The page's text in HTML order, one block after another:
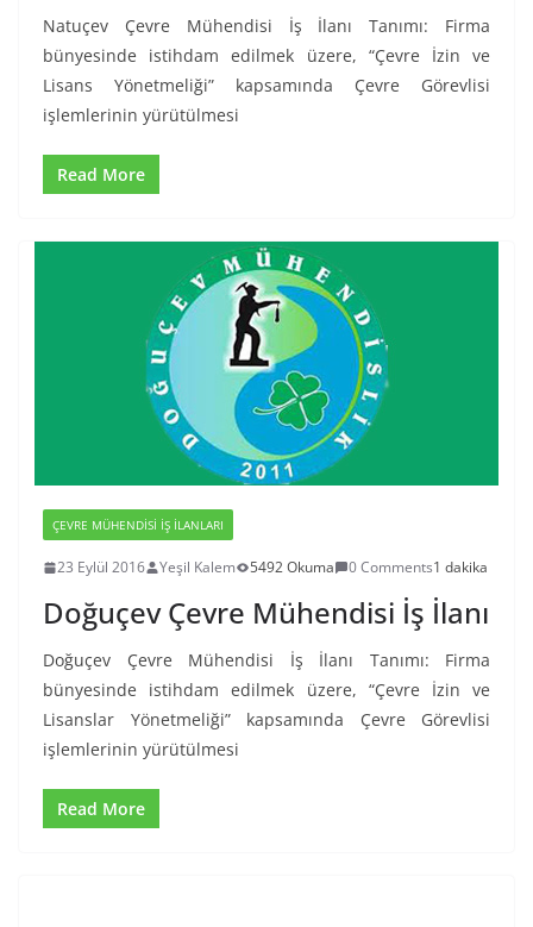
Natuçev Çevre Mühendisi İş İlanı Tanımı: Firma
bünyesinde istihdam edilmek üzere, “Çevre İzin ve
Lisans Yönetmeliği” kapsamında Çevre Görevlisi
işlemlerinin yürütülmesi
Read More
ÇEVRE MÜHENDISI İŞ İLANLARI
23 Eylül 2016 Yeşil Kalem 5492 Okuma 0 Comments1 dakika
Doğuçev Çevre Mühendisi İş İlanı
Doğuçev Çevre Mühendisi İş İlanı Tanımı: Firma
bünyesinde istihdam edilmek üzere, “Çevre İzin ve
Lisanslar Yönetmeliği” kapsamında Çevre Görevlisi
işlemlerinin yürütülmesi
Read More